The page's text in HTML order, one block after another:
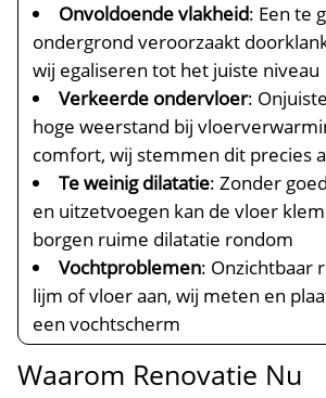
Onvoldoende vlakheid: Een te
ondergrond veroorzaakt
wij egaliseren tot het juiste niveau
Verkeerde ondervloer:
hoge weerstand bij
comfort, wij stemmen dit precies
Te weinig dilatatie: Zonder
en uitzetvoegen kan de vloer
borgen ruime dilatatie rondom
Vochtproblemen: Onzichtbaar
lijm of vloer aan, wij meten en
een vochtscherm
Waarom Renovatie Nu